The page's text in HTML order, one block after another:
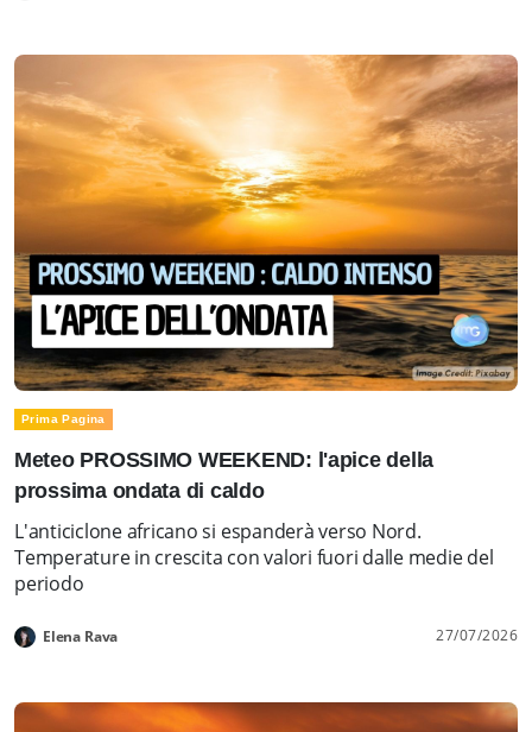
Prima Pagina
Meteo PROSSIMO WEEKEND: l'apice della
prossima ondata di caldo
L'anticiclone africano si espanderà verso Nord.
Temperature in crescita con valori fuori dalle medie del
periodo
Elena Rava 27/07/2026